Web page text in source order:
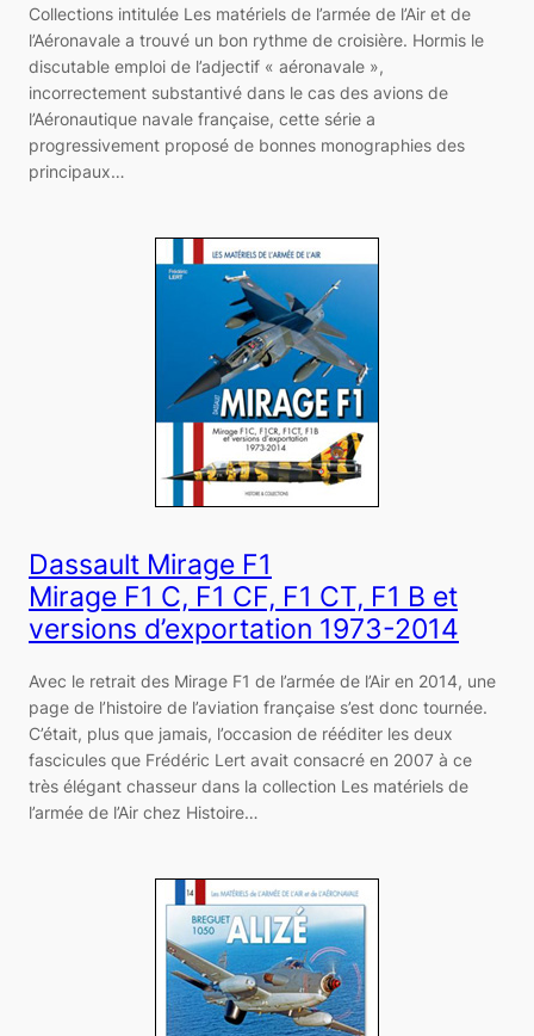
Collections intitulée Les matériels de l’armée de l’Air et de
l’Aéronavale a trouvé un bon rythme de croisière. Hormis le
discutable emploi de l’adjectif « aéronavale »,
incorrectement substantivé dans le cas des avions de
l’Aéronautique navale française, cette série a
progressivement proposé de bonnes monographies des
principaux…
Dassault Mirage F1
Mirage F1 C, F1 CF, F1 CT, F1 B et
versions d’exportation 1973-2014
Avec le retrait des Mirage F1 de l’armée de l’Air en 2014, une
page de l’histoire de l’aviation française s’est donc tournée.
C’était, plus que jamais, l’occasion de rééditer les deux
fascicules que Frédéric Lert avait consacré en 2007 à ce
très élégant chasseur dans la collection Les matériels de
l’armée de l’Air chez Histoire…